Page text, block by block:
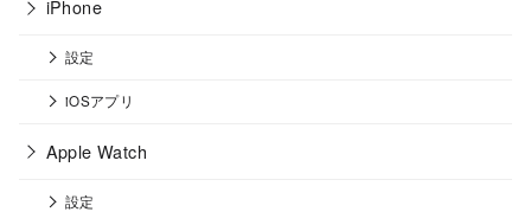
iPhone
設定
iOSアプリ
Apple Watch
設定